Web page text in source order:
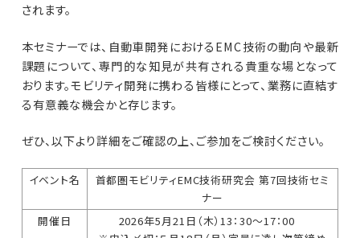
されます。
本セミナーでは、自動車開発におけるEMC技術の動向や最新
課題について、専門的な知見が共有される貴重な場となって
おります。モビリティ開発に携わる皆様にとって、業務に直結す
る有意義な機会かと存じます。
ぜひ、以下より詳細をご確認の上、ご参加をご検討ください。
イベント名
首都圏モビリティEMC技術研究会 第7回技術セミ
ナー
開催日
2026年5月21日（木）13：30～17：00